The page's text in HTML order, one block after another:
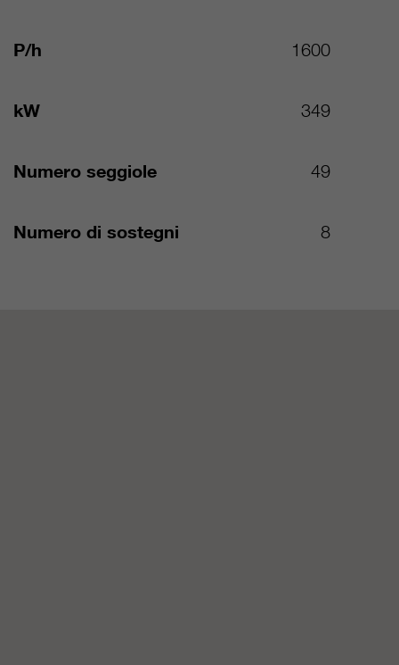
P/h 1600
kW 349
Numero seggiole 49
Numero di sostegni 8